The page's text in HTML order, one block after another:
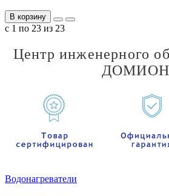
В корзину
с 1 по 23 из 23
Центр инженерного
ДОМИОН
Водонагреватели